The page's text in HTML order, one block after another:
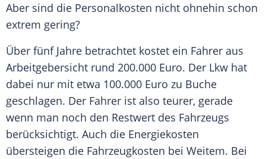
Aber sind die Personalkosten nicht ohnehin schon
extrem gering?
Über fünf Jahre betrachtet kostet ein Fahrer aus
Arbeitgebersicht rund 200.000 Euro. Der Lkw hat
dabei nur mit etwa 100.000 Euro zu Buche
geschlagen. Der Fahrer ist also teurer, gerade
wenn man noch den Restwert des Fahrzeugs
berücksichtigt. Auch die Energiekosten
übersteigen die Fahrzeugkosten bei Weitem. Bei